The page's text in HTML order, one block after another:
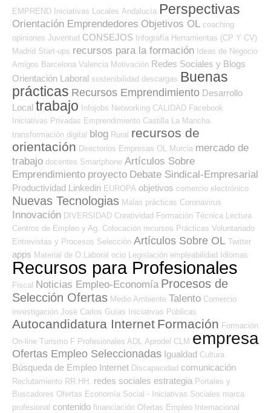
EMPREND Iniciativas Locales Andalucía Perspectivas
Orientación Emprendedores Objetivos OL coaching
opiniones Juventud CONSEJOS Infografía Herramientas (CP Y CV)
Madrid Start-ups recursos para la formación Ideas de Negocio
Amigos Barcelona Valencia Motivación Redes Sociales y Blogs
Orientación Laboral sostenibilidad descargas Buenas
prácticas Recursos Emprendimiento Desarrollo
Local trabajo Infojobs Networking CALIDAD Facebook
Iniciativas Privadas Emprendimiento Castilla La Mancha
transformación digital blog Rural recursos de
orientación Directorios Empresas OL Murcia mercado de
trabajo docentes Smartphone Artículos Sobre
Emprendimiento proyecto Debate Sindical-Empresarial
Productividad Linkedin EUROPA objetivos comercio electrónico
Nuevas Tecnologias Malas prácticas Coronavirus
Innovación DIVERSIDAD Creatividad Formación Técnica Lectura
Centros de Empleo y Ag. Colocación recursos Prácticas Voluntariado
Entrevistas y Procesos Selección Artículos Sobre OL Twitter
apps Material de O.Laboral ocio Legislación empleabilidad Idiomas
Recursos para Profesionales
Fiscal Noticias Empleo-Economía Procesos de
Selección Ofertas Medio Ambiente Talento Comercio
investigación José Carlos Guías Iniciativas Públicas
Autocandidatura Internet Formación Formación
On-line Turismo F Profesionales ADL Aprodel CLM empresa
Ofertas Empleo Seleccionadas Igualdad Cultura
Búsqueda de Empleo Internet Discapacidad comunicación
Reclutamiento RR.HH. redes sociales estrategia Portales y
Buscadores Ofertas Economía Social - Iniciativas Sociales marca
profesional contenido financiación Ofertas Empleo Internacional